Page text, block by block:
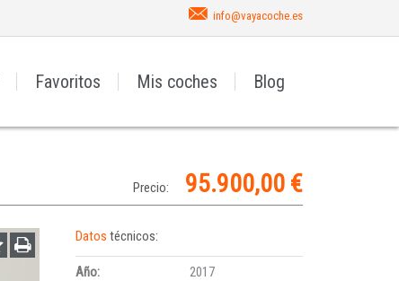
info@vayacoche.es
Favoritos Mis coches Blog
Precio: 95.900,00 €
Datostécnicos:
Año:
2017